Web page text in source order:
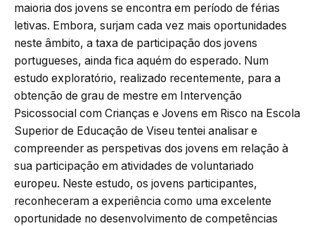
maioria dos jovens se encontra em período de férias
letivas. Embora, surjam cada vez mais oportunidades
neste âmbito, a taxa de participação dos jovens
portugueses, ainda fica aquém do esperado. Num
estudo exploratório, realizado recentemente, para a
obtenção de grau de mestre em Intervenção
Psicossocial com Crianças e Jovens em Risco na Escola
Superior de Educação de Viseu tentei analisar e
compreender as perspetivas dos jovens em relação à
sua participação em atividades de voluntariado
europeu. Neste estudo, os jovens participantes,
reconheceram a experiência como uma excelente
oportunidade no desenvolvimento de competências